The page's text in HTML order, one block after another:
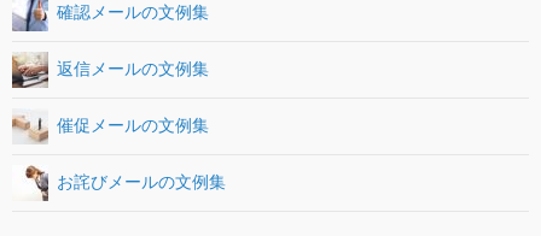
確認メールの文例集
返信メールの文例集
催促メールの文例集
お詫びメールの文例集